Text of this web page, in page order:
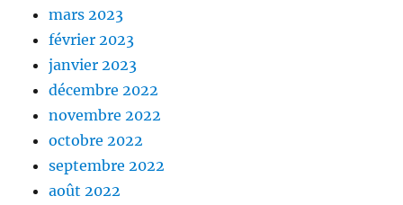
mars 2023
février 2023
janvier 2023
décembre 2022
novembre 2022
octobre 2022
septembre 2022
août 2022